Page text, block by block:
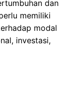
dan
memiliki
modal
investasi,